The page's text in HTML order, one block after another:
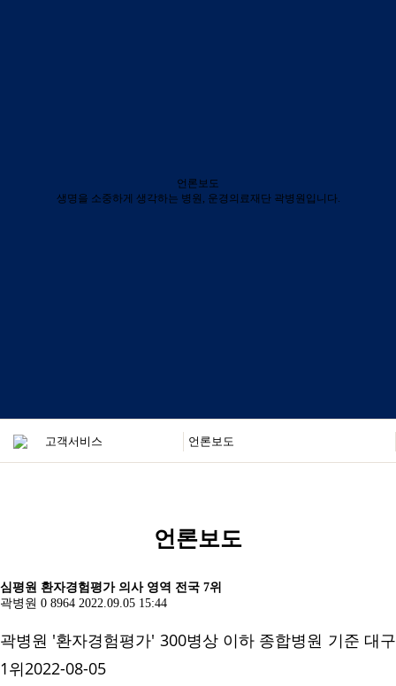
언론보도
생명을 소중하게 생각하는 병원, 운경의료재단 곽병원입니다.
언론보도
심평원 환자경험평가 의사 영역 전국 7위
곽병원 0 8964 2022.09.05 15:44
곽병원 '환자경험평가' 300병상 이하 종합병원 기준 대구
1위2022-08-05